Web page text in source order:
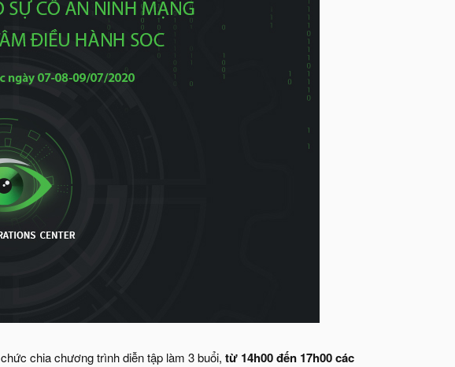
chia chương trình diễn tập làm 3 buổi, từ 14h00 đến 17h00 các